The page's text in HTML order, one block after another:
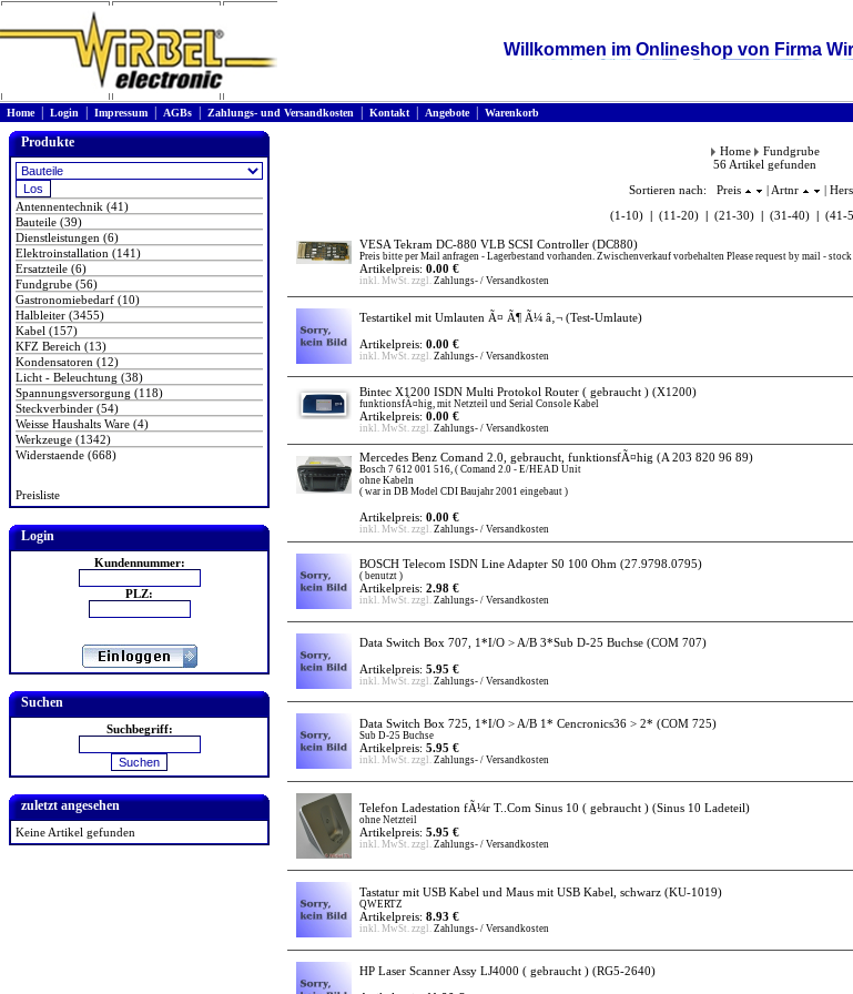
Willkommen im Onlineshop von Firma
Home| Login Impressum AGBs Zahlungs- und Versandkosten Kontakt| Angebote| Warenkorb
Produkte
Antennentechnik (41)
Bauteile (39)
Dienstleistungen (6)
Elektroinstallation (141)
Ersatzteile (6)
Fundgrube (56)
Gastronomiebedarf (10)
Halbleiter (3455)
Kabel (157)
KFZ Bereich (13)
Kondensatoren (12)
Licht - Beleuchtung (38)
Spannungsversorgung (118)
Steckverbinder (54)
Weisse Haushalts Ware (4)
Werkzeuge (1342)
Widerstaende (668)
Preisliste
Login
Kundennummer:
PLZ:
Suchen
Suchbegriff:
zuletzt angesehen
Keine Artikel gefunden
Home
Fundgrube
56 Artikel gefunden
Sortieren nach: Preis
| Artnr
|
(1-10)
(11-20) (21-30) (31-40) (41-
VESA Tekram DC-880 VLB SCSI Controller (DC880)
Preis bitte per Mail anfragen - Lagerbestand vorhanden. Zwischenverkauf vorbehalten Please request by mail -
Artikelpreis: 0.00 €
inkl. MwSt. zzgl. Zahlungs- / Versandkosten
Testartikel mit Umlauten Ã¤ Ã¶ Ã¼ â‚¬ (Test-Umlaute)
Artikelpreis: 0.00 €
inkl. MwSt. zzgl. Zahlungs- / Versandkosten
Bintec X1200 ISDN Multi Protokol Router ( gebraucht ) (X1200)
funktionsfÃ¤hig, mit Netzteil und Serial Console Kabel
Artikelpreis: 0.00 €
inkl. MwSt. zzgl. Zahlungs- / Versandkosten
Mercedes Benz Comand 2.0, gebraucht, funktionsfÃ¤hig (A 203 820 96 89)
Bosch 7 612 001 516, ( Comand 2.0 - E/HEAD Unit
ohne Kabeln
( war in DB Model CDI Baujahr 2001 eingebaut )
Artikelpreis: 0.00 €
inkl. MwSt. zzgl. Zahlungs- / Versandkosten
BOSCH Telecom ISDN Line Adapter S0 100 Ohm (27.9798.0795)
( benutzt )
Artikelpreis: 2.98 €
inkl. MwSt. zzgl. Zahlungs- / Versandkosten
Data Switch Box 707, 1*I/O > A/B 3*Sub D-25 Buchse (COM 707)
Artikelpreis: 5.95 €
inkl. MwSt. zzgl. Zahlungs- / Versandkosten
Data Switch Box 725, 1*I/O > A/B 1* Cencronics36 > 2* (COM 725)
Sub D-25 Buchse
Artikelpreis: 5.95 €
inkl. MwSt. zzgl. Zahlungs- / Versandkosten
Telefon Ladestation fÃ¼r T..Com Sinus 10 ( gebraucht ) (Sinus 10 Ladeteil)
ohne Netzteil
Artikelpreis: 5.95 €
inkl. MwSt. zzgl. Zahlungs- / Versandkosten
Tastatur mit USB Kabel und Maus mit USB Kabel, schwarz (KU-1019)
QWERTZ
Artikelpreis: 8.93 €
inkl. MwSt. zzgl. Zahlungs- / Versandkosten
HP Laser Scanner Assy LJ4000 ( gebraucht ) (RG5-2640)